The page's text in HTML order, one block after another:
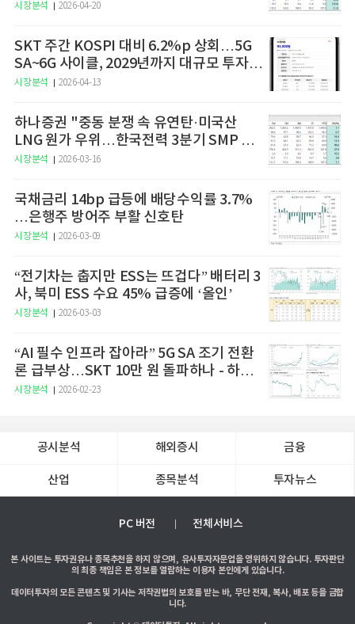
시장분석 2026-04-20
SKT 주간 KOSPI 대비 6.2%p 상회…5G
SA~6G 사이클, 2029년까지 대규모 투자
예고
시장분석 2026-04-13
하나증권 "중동 분쟁 속 유연탄·미국산
LNG 원가 우위…한국전력 3분기 SMP 상
승 전망"
시장분석 2026-03-16
국채금리 14bp 급등에 배당수익률 3.7%
…은행주 방어주 부활 신호탄
시장분석 2026-03-09
“전기차는 춥지만 ESS는 뜨겁다” 배터리 3
사, 북미 ESS 수요 45% 급증에 ‘올인’
시장분석 2026-03-03
“AI 필수 인프라 잡아라” 5G SA 조기 전환
론 급부상…SKT 10만 원 돌파하나 - 하나
증권
시장분석 2026-02-23
공시분석 해외증시 금융
산업 종목분석 투자뉴스
PC 버전 전체서비스
본 사이트는 투자권유나 종목추천을 하지 않으며, 유사투자자문업을 영위하지 않습니다. 투자판단
의 최종 책임은 본 정보를 열람하는 이용자 본인에게 있습니다.
데이터투자의 모든 콘텐츠 및 기사는 저작권법의 보호를 받는 바, 무단 전재, 복사, 배포 등을 금합
니다.